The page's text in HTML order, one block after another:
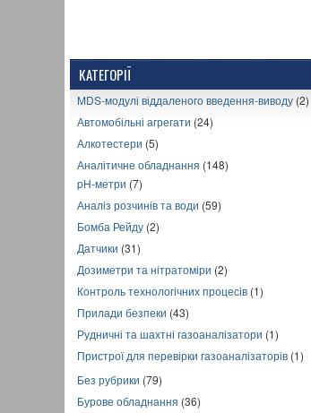
КАТЕГОРІЇ
MDS-модулі віддаленого введення-виводу (2)
Автомобільні агрегати (24)
Алкотестери (5)
Аналітичне обладнання (148)
pH-метри (7)
Аналіз розчинів та води (59)
Бомба Рейду (2)
Датчики (31)
Дозиметри та нітратоміри (2)
Контроль технологічних процесів (1)
Прилади безпеки (43)
Рудничні та шахтні газоаналізатори (1)
Пристрої для перевірки газоаналізаторів (1)
Без рубрики (79)
Бурове обладнання (36)